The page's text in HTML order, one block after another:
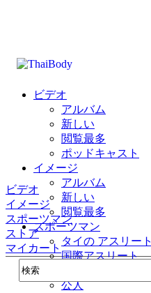
ビデオ
アルバム
新しい
閲覧最多
ポッドキャスト
イメージ
アルバム
新しい
閲覧最多
スポーツマン
タイの アスリート
国際アスリート
公人
ビデオ
イメージ
スポーツマン
ストア
マイカート